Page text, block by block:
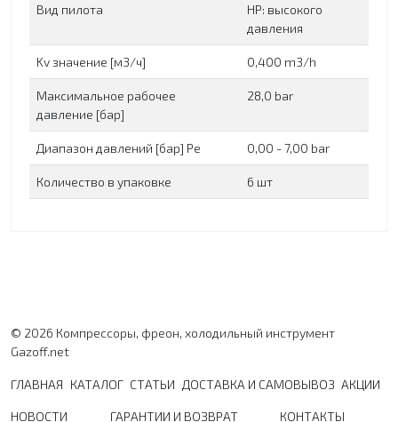
Вид пилота
HP: высокого
давления
Kv значение [м3/ч] 0,400 m3/h
Максимальное рабочее
давление [бар]
28,0 bar
Диапазон давлений [бар] Pe 0,00 - 7,00 bar
Количество в упаковке 6 шт
© 2026 Компрессоры, фреон, холодильный инструмент
Gazoff.net
ГЛАВНАЯ КАТАЛОГ СТАТЬИ ДОСТАВКА И САМОВЫВОЗ АКЦИИ
НОВОСТИ ГАРАНТИИ И ВОЗВРАТ КОНТАКТЫ